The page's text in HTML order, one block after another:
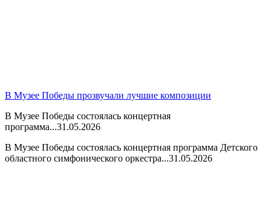
В Музее Победы прозвучали лучшие композиции
В Музее Победы состоялась концертная
программа...31.05.2026
В Музее Победы состоялась концертная программа Детского
областного симфонического оркестра...31.05.2026